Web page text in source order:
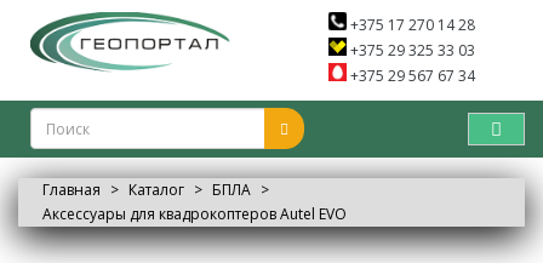
+375 17 270 14 28
+375 29 325 33 03
+375 29 567 67 34
Главная Каталог
БПЛА
Аксессуары для квадрокоптеров Autel EVO